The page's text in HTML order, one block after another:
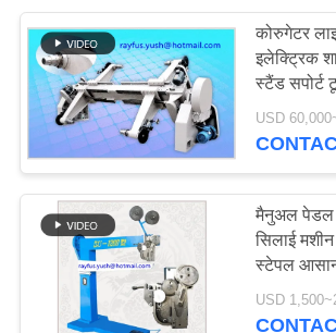
बांसुरी laminator
कोरुगेटर
इलेक्ट्रिक
स्टैंड सपोर्ट
मैनुअल पेडल
सिलाई
स्टेपल